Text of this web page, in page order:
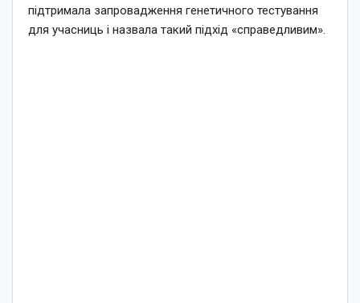
підтримала запровадження генетичного тестування
для учасниць і назвала такий підхід «справедливим».